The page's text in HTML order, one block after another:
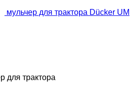
мульчер для трактора Dücker UM
для трактора